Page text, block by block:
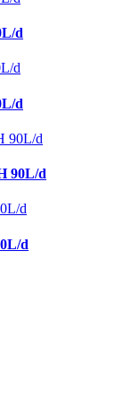
d
d
90L/d
d